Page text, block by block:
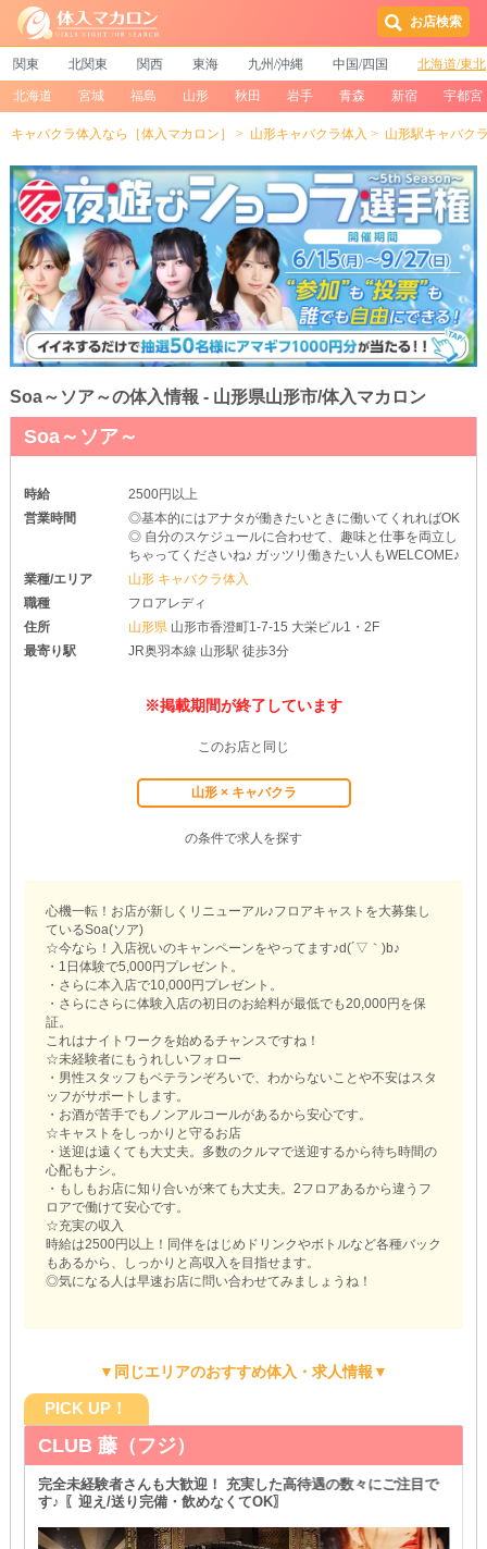
お店検索
関東 北関東 関西 東海 九州/沖縄 中国/四国 北海道/東北
北海道 宮城 福島 山形 秋田 岩手 青森 新宿 宇都宮
キャバクラ体入なら［体入マカロン］ 山形キャバクラ体入 山形駅キャバク
Soa～ソア～の体入情報 - 山形県山形市/体入マカロン
Soa～ソア～
時給
2500円以上
営業時間
◎基本的にはアナタが働きたいときに働いてくれればOK
◎ 自分のスケジュールに合わせて、趣味と仕事を両立し
ちゃってくださいね♪ ガッツリ働きたい人もWELCOME♪
業種/エリア
山形 キャバクラ体入
職種
フロアレディ
住所
山形県 山形市香澄町1-7-15 大栄ビル1・2F
最寄り駅
JR奥羽本線 山形駅 徒歩3分
※掲載期間が終了しています
このお店と同じ
山形 × キャバクラ
の条件で求人を探す
心機一転！お店が新しくリニューアル♪フロアキャストを大募集し
ているSoa(ソア)
☆今なら！入店祝いのキャンペーンをやってます♪d(´▽｀)b♪
・1日体験で5,000円プレゼント。
・さらに本入店で10,000円プレゼント。
・さらにさらに体験入店の初日のお給料が最低でも20,000円を保
証。
これはナイトワークを始めるチャンスですね！
☆未経験者にもうれしいフォロー
・男性スタッフもベテランぞろいで、わからないことや不安はスタ
ッフがサポートします。
・お酒が苦手でもノンアルコールがあるから安心です。
☆キャストをしっかりと守るお店
・送迎は遠くても大丈夫。多数のクルマで送迎するから待ち時間の
心配もナシ。
・もしもお店に知り合いが来ても大丈夫。2フロアあるから違うフ
ロアで働けて安心です。
☆充実の収入
時給は2500円以上！同伴をはじめドリンクやボトルなど各種バック
もあるから、しっかりと高収入を目指せます。
◎気になる人は早速お店に問い合わせてみましょうね！
▼同じエリアのおすすめ体入・求人情報▼
PICK UP！
CLUB 藤（フジ）
完全未経験者さんも大歓迎！ 充実した高待遇の数々にご注目で
す♪ 〖迎え/送り完備・飲めなくてOK〗